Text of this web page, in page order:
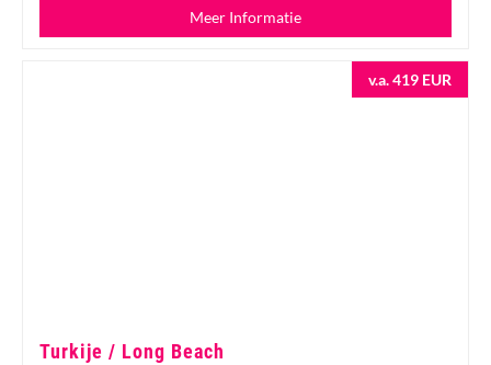
Meer Informatie
v.a. 419 EUR
Turkije / Long Beach